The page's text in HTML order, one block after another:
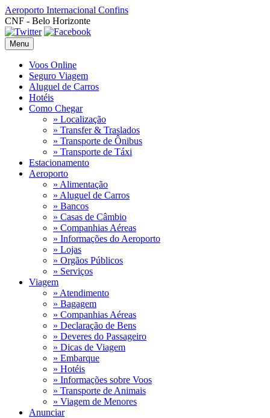
Aeroporto Internacional Confins
CNF - Belo Horizonte
Menu
Voos Online
Seguro Viagem
Aluguel de Carros
Hotéis
Como Chegar
» Localização
» Transfer & Traslados
» Transporte de Ônibus
» Transporte de Táxi
Estacionamento
Aeroporto
» Alimentação
» Aluguel de Carros
» Bancos
» Casas de Câmbio
» Companhias Aéreas
» Informações do Aeroporto
» Lojas
» Orgãos Públicos
» Serviços
Viagem
» Atendimento
» Bagagem
» Companhias Aéreas
» Declaração de Bens
» Deveres do Passageiro
» Dicas de Viagem
» Embarque
» Hotéis
» Informações sobre Voos
» Transporte de Animais
» Viagem de Menores
Anunciar